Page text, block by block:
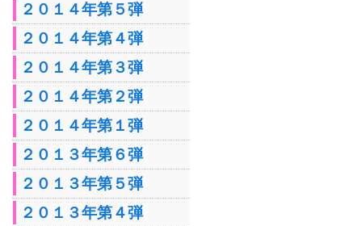
２０１４年第５弾
２０１４年第４弾
２０１４年第３弾
２０１４年第２弾
２０１４年第１弾
２０１３年第６弾
２０１３年第５弾
２０１３年第４弾